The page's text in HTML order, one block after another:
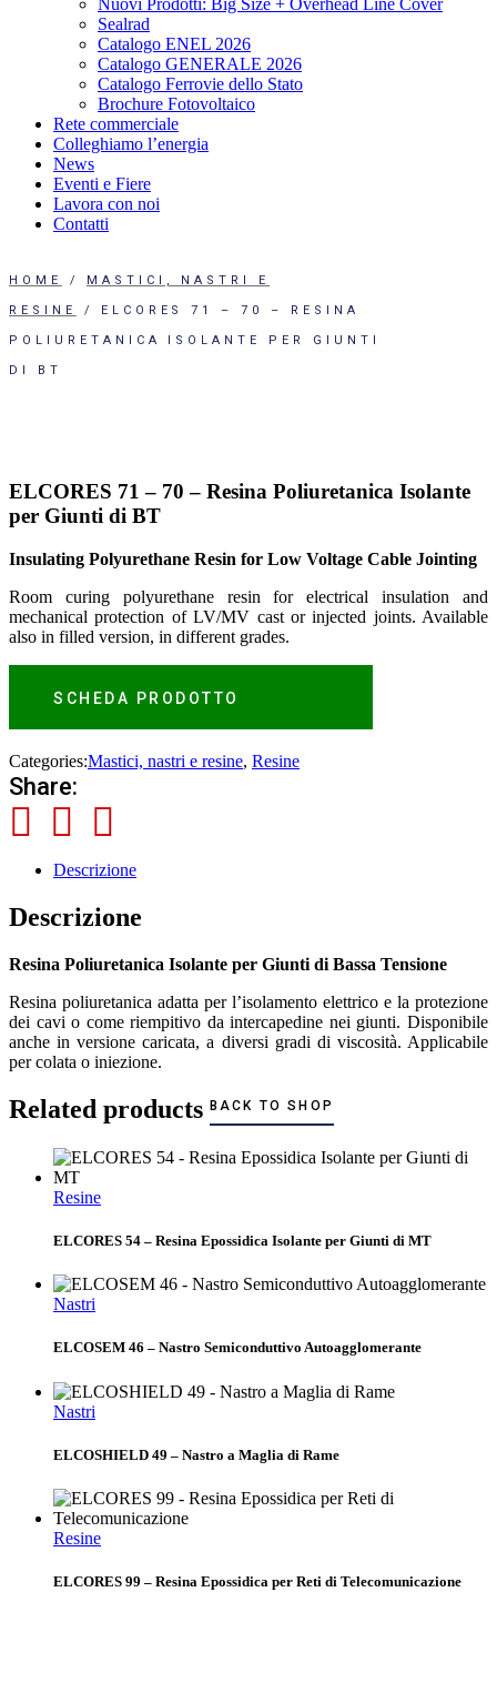
Nuovi Prodotti: Big Size + Overhead Line Cover
Sealrad
Catalogo ENEL 2026
Catalogo GENERALE 2026
Catalogo Ferrovie dello Stato
Brochure Fotovoltaico
Rete commerciale
Colleghiamo l’energia
News
Eventi e Fiere
Lavora con noi
Contatti
HOME MASTICI, NASTRI E
RESINE ELCORES 71 – 70 – RESINA
POLIURETANICA ISOLANTE PER GIUNTI
DI BT
ELCORES 71 – 70 – Resina Poliuretanica Isolante
per Giunti di BT
Insulating Polyurethane Resin for Low Voltage Cable Jointing
Room curing polyurethane resin for electrical insulation and
mechanical protection of LV/MV cast or injected joints. Available
also in filled version, in different grades.
SCHEDA PRODOTTO
Categories:Mastici, nastri e resine, Resine
Share:
Descrizione
Descrizione
Resina Poliuretanica Isolante per Giunti di Bassa Tensione
Resina poliuretanica adatta per l’isolamento elettrico e la protezione
dei cavi o come riempitivo da intercapedine nei giunti. Disponibile
anche in versione caricata, a diversi gradi di viscosità. Applicabile
per colata o iniezione.
Related products BACK TO SHOP
Resine
ELCORES 54 – Resina Epossidica Isolante per Giunti di MT
Nastri
ELCOSEM 46 – Nastro Semiconduttivo Autoagglomerante
Nastri
ELCOSHIELD 49 – Nastro a Maglia di Rame
Resine
ELCORES 99 – Resina Epossidica per Reti di Telecomunicazione